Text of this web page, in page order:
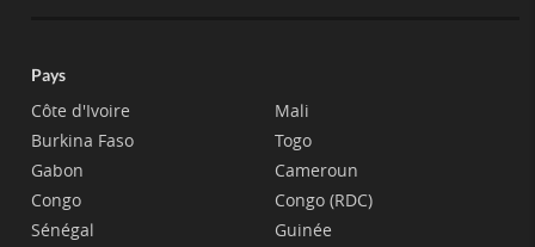
Pays
Côte d'Ivoire
Burkina Faso
Gabon
Congo
Sénégal
Mali
Togo
Cameroun
Congo (RDC)
Guinée